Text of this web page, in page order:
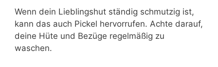
Wenn dein Lieblingshut ständig schmutzig ist,
kann das auch Pickel hervorrufen. Achte darauf,
deine Hüte und Bezüge regelmäßig zu
waschen.